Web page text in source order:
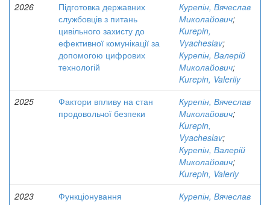
2026
Підготовка державних
службовців з питань
цивільного захисту до
ефективної комунікації за
допомогою цифрових
технологій
Курепін, Вячеслав
Миколайович;
Kurepin,
Vyacheslav;
Курепін, Валерій
Миколайович;
Kurepin, Valeriiy
2025
Фактори впливу на стан
продовольчої безпеки
Курепін, Вячеслав
Миколайович;
Kurepin,
Vyacheslav;
Курепін, Валерій
Миколайович;
Kurepin, Valeriy
2023
Функціонування
Курепін, Вячеслав